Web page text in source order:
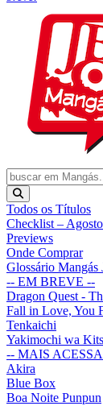
Todos os Títulos
Checklist –
Previews
Onde Comprar
Glossário Mangás
-- EM BREVE --
Dragon Quest -
Fall in Love, You
Tenkaichi
Yakimochi wa
-- MAIS
Akira
Blue Box
Boa Noite Punpun